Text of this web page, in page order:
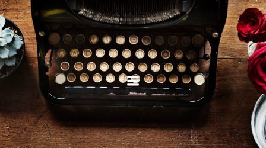
to
content